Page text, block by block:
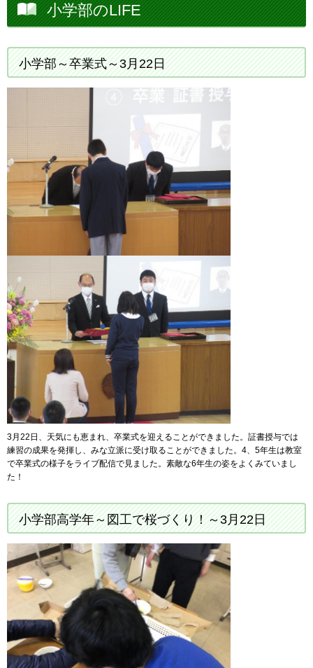
小学部のLIFE
小学部～卒業式～3月22日
3月22日、天気にも恵まれ、卒業式を迎えることができました。証書授与では
練習の成果を発揮し、みな立派に受け取ることができました。4、5年生は教室
で卒業式の様子をライブ配信で見ました。素敵な6年生の姿をよくみていまし
た！
小学部高学年～図工で桜づくり！～3月22日